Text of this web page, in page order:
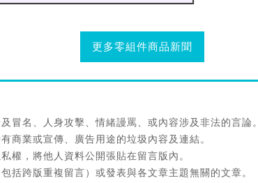
更多零組件商品新聞
冒名、人身攻擊、情緒謾罵、或內容涉及非法的言論。
商業或宣傳、廣告用途的垃圾內容及連結。
權，將他人資料公開張貼在留言版內。
括跨版重複留言）或發表與各文章主題無關的文章。